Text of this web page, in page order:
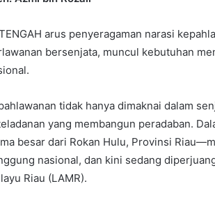
arus penyeragaman narasi
bersenjata, muncul kebutuhan
tidak hanya dimaknai dalam
yang membangun peradaban.
besar dari Rokan Hulu, Provinsi
nasional, dan kini sedang
Riau (LAMR).